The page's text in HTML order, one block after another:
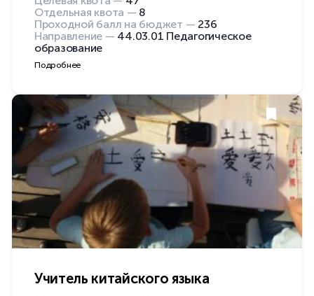
Отдельная квота — 8
Проходной балл на бюджет — 236
Направление — 44.03.01 Педагогическое
образование
Подробнее
Учитель китайского языка